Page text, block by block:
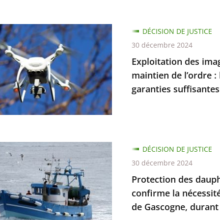
Exploitation des
maintien de l’ordre
garanties suffisantes
DÉCISION DE JUSTICE
30 décembre 2024
Protection des
confirme la
de Gascogne,
DÉCISION DE JUSTICE
30 décembre 2024